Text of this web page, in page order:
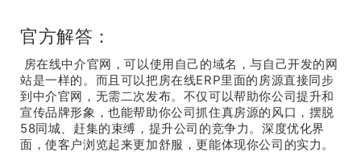
官方解答：
房在线中介官网，可以使用自己的域名，与自己开发的网
站是一样的。而且可以把房在线ERP里面的房源直接同步
到中介官网，无需二次发布。不仅可以帮助你公司提升和
宣传品牌形象，也能帮助你公司抓住真房源的风口，摆脱
58同城、赶集的束缚，提升公司的竞争力。深度优化界
面，使客户浏览起来更加舒服，更能体现你公司的实力。